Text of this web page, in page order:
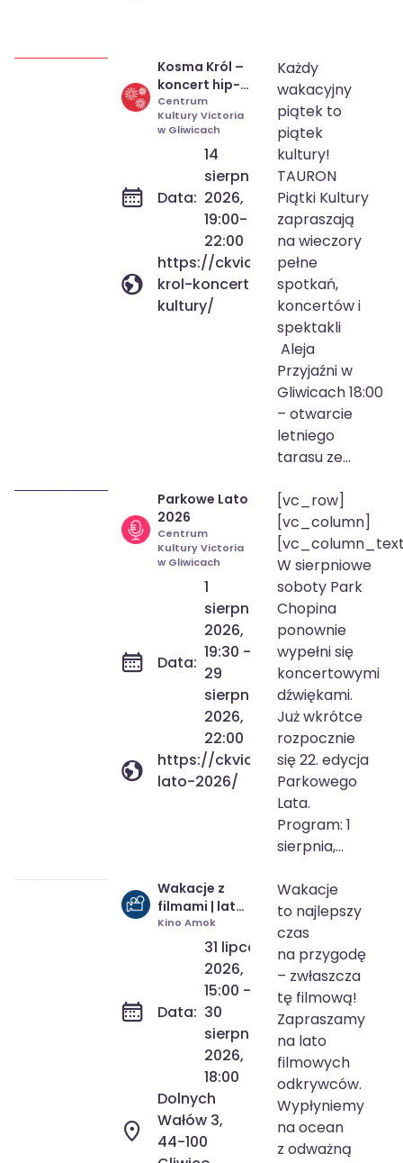
19:00-22:00
Kosma Król –
koncert hip-
hop | TAURON
Piątki Kultury
Centrum
Kultury Victoria
w Gliwicach
Data:
14
sierpnia
2026,
19:00-
22:00
https://ckvictoria.pl/
krol-koncert-hip-hop-tauron-
kultury/
Każdy
wakacyjny
piątek to
piątek
kultury!
TAURON
Piątki Kultury
zapraszają
na wieczory
pełne
spotkań,
koncertów i
spektakli
Aleja
Przyjaźni w
Gliwicach 18:00
– otwarcie
letniego
tarasu ze...
19:30
22:00
Parkowe Lato
2026
Centrum
Kultury Victoria
w Gliwicach
Data:
1
sierpnia
2026,
19:30 -
29
sierpnia
2026,
22:00
https://ckvictoria.pl/
lato-2026/
[vc_row]
[vc_column]
W sierpniowe
soboty Park
Chopina
ponownie
wypełni się
koncertowymi
dźwiękami.
Już wkrótce
rozpocznie
się 22. edycja
Parkowego
Lata.
Program: 1
sierpnia,...
15:00
18:00
Wakacje z
filmami | lato
filmowych
odkrywców
Kino Amok
Data:
31 lipca
2026,
15:00 -
30
sierpnia
2026,
18:00
Dolnych
Wałów 3,
44-100
Wakacje
to najlepszy
czas
na przygodę
– zwłaszcza
tę filmową!
Zapraszamy
na lato
filmowych
odkrywców.
Wypłyniemy
na ocean
z odważną